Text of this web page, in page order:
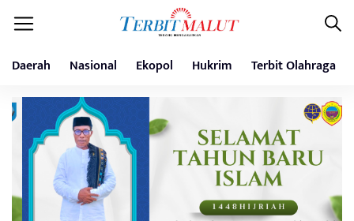
Daerah Nasional Ekopol Hukrim Terbit Olahraga